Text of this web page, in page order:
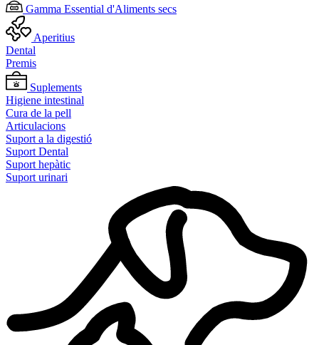
Gamma Essential d'Aliments secs
Aperitius
Dental
Premis
Suplements
Higiene intestinal
Cura de la pell
Articulacions
Suport a la digestió
Suport Dental
Suport hepàtic
Suport urinari